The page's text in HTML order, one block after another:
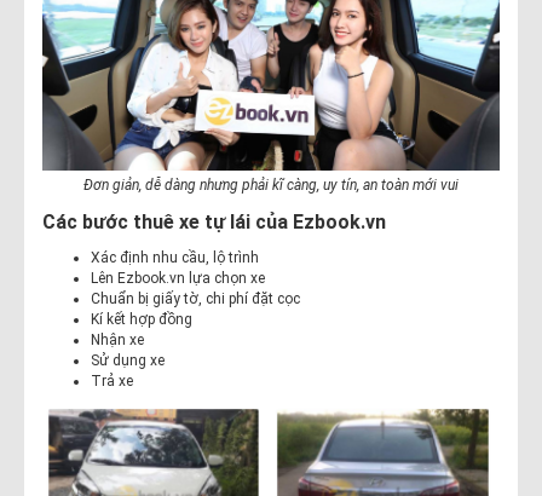
Đơn giản, dễ dàng nhưng phải kĩ càng, uy tín, an toàn mới vui
Các bước thuê xe tự lái của Ezbook.vn
Xác định nhu cầu, lộ trình
Lên Ezbook.vn lựa chọn xe
Chuẩn bị giấy tờ, chi phí đặt cọc
Kí kết hợp đồng
Nhận xe
Sử dụng xe
Trả xe